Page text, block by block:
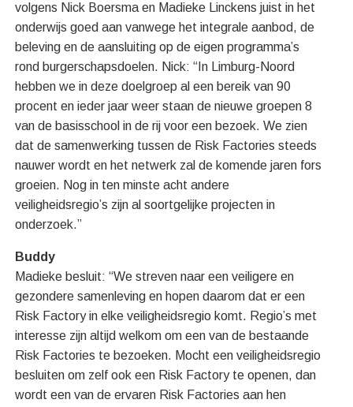
volgens Nick Boersma en Madieke Linckens juist in het
onderwijs goed aan vanwege het integrale aanbod, de
beleving en de aansluiting op de eigen programma’s
rond burgerschapsdoelen. Nick: “In Limburg-Noord
hebben we in deze doelgroep al een bereik van 90
procent en ieder jaar weer staan de nieuwe groepen 8
van de basisschool in de rij voor een bezoek. We zien
dat de samenwerking tussen de Risk Factories steeds
nauwer wordt en het netwerk zal de komende jaren fors
groeien. Nog in ten minste acht andere
veiligheidsregio’s zijn al soortgelijke projecten in
onderzoek.”
Buddy
Madieke besluit: “We streven naar een veiligere en
gezondere samenleving en hopen daarom dat er een
Risk Factory in elke veiligheidsregio komt. Regio’s met
interesse zijn altijd welkom om een van de bestaande
Risk Factories te bezoeken. Mocht een veiligheidsregio
besluiten om zelf ook een Risk Factory te openen, dan
wordt een van de ervaren Risk Factories aan hen